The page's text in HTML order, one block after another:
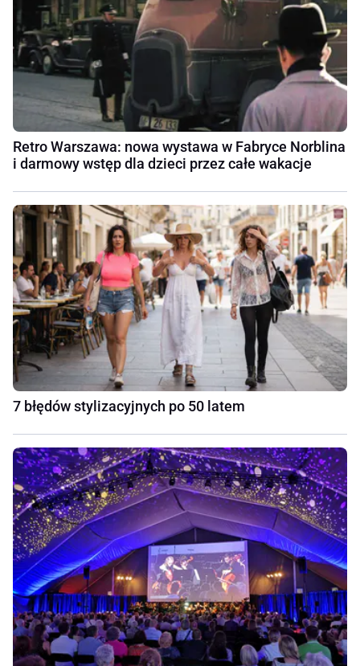
Retro Warszawa: nowa wystawa w Fabryce Norblina
i darmowy wstęp dla dzieci przez całe wakacje
7 błędów stylizacyjnych po 50 latem